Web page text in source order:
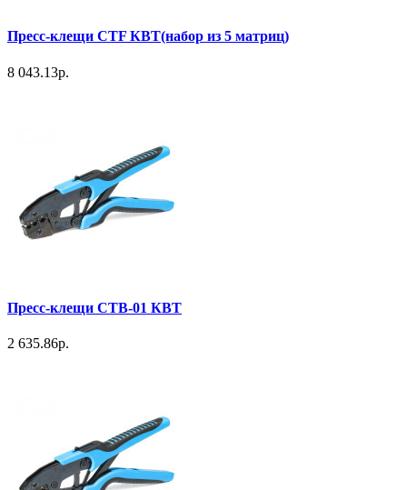
Пресс-клещи СТF КВТ(набор из 5 матриц)
8 043.13р.
Пресс-клещи СТВ-01 КВТ
2 635.86р.